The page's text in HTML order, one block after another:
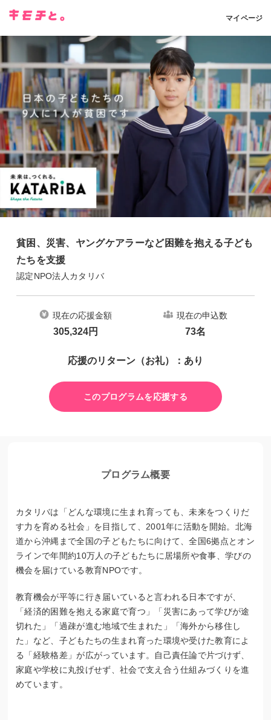
マイページ
貧困、災害、ヤングケアラーなど困難を抱える子ども
たちを支援
認定NPO法人カタリバ
現在の応援金額
305,324円
現在の申込数
73名
応援のリターン（お礼）：あり
このプログラムを応援する
プログラム概要
カタリバは「どんな環境に生まれ育っても、未来をつくりだ
す力を育める社会」を目指して、2001年に活動を開始。北海
道から沖縄まで全国の子どもたちに向けて、全国6拠点とオン
ラインで年間約10万人の子どもたちに居場所や食事、学びの
機会を届けている教育NPOです。
教育機会が平等に行き届いていると言われる日本ですが、
「経済的困難を抱える家庭で育つ」「災害にあって学びが途
切れた」「過疎が進む地域で生まれた」「海外から移住し
た」など、子どもたちの生まれ育った環境や受けた教育によ
る「経験格差」が広がっています。自己責任論で片づけず、
家庭や学校に丸投げせず、社会で支え合う仕組みづくりを進
めています。